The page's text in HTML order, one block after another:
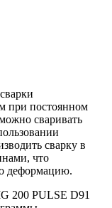
при постоянном
сваривать
сварку в
что
деформацию.
200 PULSE D91